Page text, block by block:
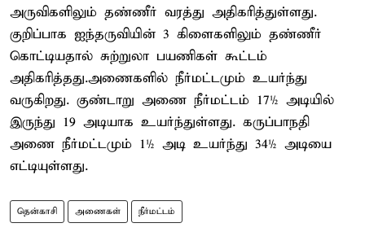
அருவிகளிலும் தண்ணீர் வரத்து அதிகரித்துள்ளது.
குறிப்பாக ஐந்தருவியின் 3 கிளைகளிலும் தண்ணீர்
கொட்டியதால் சுற்றுலா பயணிகள் கூட்டம்
அதிகரித்தது.அணைகளில் நீர்மட்டமும் உயர்ந்து
வருகிறது. குண்டாறு அணை நீர்மட்டம் 17½ அடியில்
இருந்து 19 அடியாக உயர்ந்துள்ளது. கருப்பாநதி
அணை நீர்மட்டமும் 1½ அடி உயர்ந்து 34½ அடியை
எட்டியுள்ளது.
தென்காசி அணைகள் நீர்மட்டம்